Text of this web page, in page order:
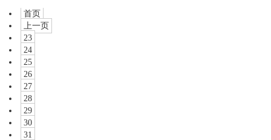
首页
上一页
23
24
25
26
27
28
29
30
31